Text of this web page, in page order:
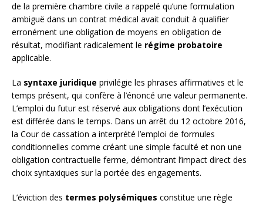
de la première chambre civile a rappelé qu’une formulation
ambiguë dans un contrat médical avait conduit à qualifier
erronément une obligation de moyens en obligation de
résultat, modifiant radicalement le régime probatoire
applicable.
La syntaxe juridique privilégie les phrases affirmatives et le
temps présent, qui confère à l’énoncé une valeur permanente.
L’emploi du futur est réservé aux obligations dont l’exécution
est différée dans le temps. Dans un arrêt du 12 octobre 2016,
la Cour de cassation a interprété l’emploi de formules
conditionnelles comme créant une simple faculté et non une
obligation contractuelle ferme, démontrant l’impact direct des
choix syntaxiques sur la portée des engagements.
L’éviction des termes polysémiques constitue une règle